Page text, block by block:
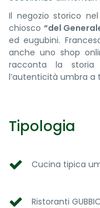
Il negozio storico
chiosco “del
ed eugubini.
anche uno shop
racconta la storia
l’autenticità umbra a
Tipologia
Cucina tipica
Ristoranti